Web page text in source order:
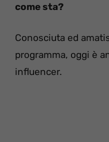
come sta?
Conosciuta ed
programma, oggi è
influencer.